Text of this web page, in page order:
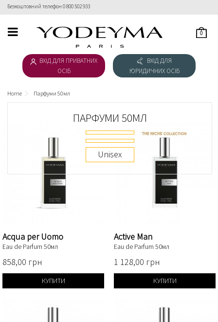
Безкоштовний телефон 0 800 502 933
0
ВХІД ДЛЯ ПРИВАТНИХ
ОСІБ
ВХІД ДЛЯ
ЮРИДИЧНИХ ОСІБ
ЖІНОЧА КОЛЕКЦІЯ
Home Парфуми 50мл
Acqua per Uomo
Eau de Parfum 50мл
858,00 грн
КУПИТИ
Active Man
Eau de Parfum 50мл
1 128,00 грн
КУПИТИ
ПАРФУМИ 50МЛ
Unisex